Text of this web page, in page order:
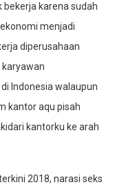
karena sudah
menjadi
diperusahaan
Indonesia walaupun
kantor aqu pisah
kantorku ke arah
2018, narasi seks